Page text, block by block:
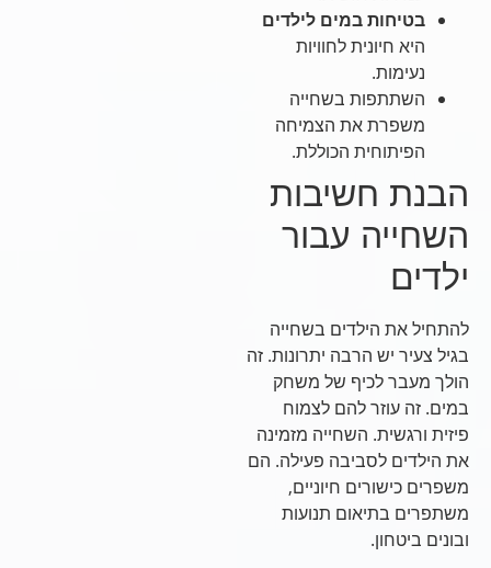
בטיחות במים לילדים
היא חיונית לחוויות
נעימות.
השתתפות בשחייה
משפרת את הצמיחה
הפיתוחית הכוללת.
הבנת חשיבות
השחייה עבור
ילדים
להתחיל את הילדים בשחייה
בגיל צעיר יש הרבה יתרונות. זה
הולך מעבר לכיף של משחק
במים. זה עוזר להם לצמוח
פיזית ורגשית. השחייה מזמינה
את הילדים לסביבה פעילה. הם
משפרים כישורים חיוניים,
משתפרים בתיאום תנועות
ובונים ביטחון.